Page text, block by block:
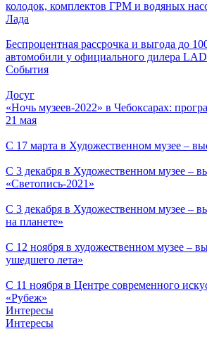
колодок, комплектов ГРМ и водяных
Лада
Беспроцентная рассрочка и выгода до
автомобили у официального дилера
События
Досуг
«Ночь музеев-2022» в Чебоксарах:
21 мая
С 17 марта в Художественном музее –
С 3 декабря в Художественном музее –
«Светопись-2021»
С 3 декабря в Художественном музее –
на планете»
С 12 ноября в художественном музее –
ушедшего лета»
С 11 ноября в Центре современного
«Рубеж»
Интересы
Интересы